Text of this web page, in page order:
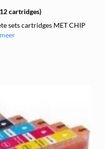
cartridges)
sets cartridges MET CHIP